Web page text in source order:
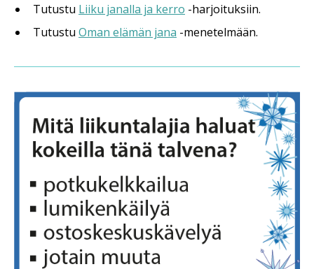
Tutustu Liiku janalla ja kerro -harjoituksiin.
Tutustu Oman elämän jana -menetelmään.